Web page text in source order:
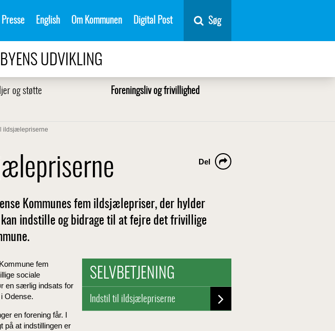
Presse English Om Kommunen Digital Post Søg
BYENS UDVIKLING
og støtte
Foreningsliv og frivillighed
ildsjælepriserne
Del
Kommunes fem ildsjælepriser, der hylder
indstille og bidrage til at fejre det frivillige
SELVBETJENING
Indstil til ildsjælepriserne
fem
sociale
en særlig indsats for
Odense.
en forening får. I
at indstillingen er